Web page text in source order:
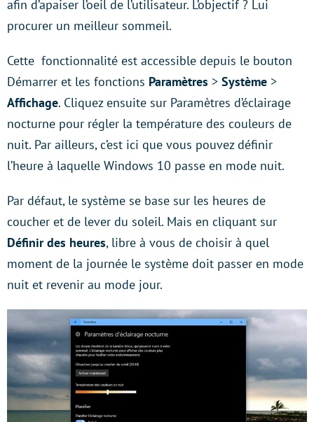
afin d’apaiser l’oeil de l’utilisateur. L’objectif ? Lui
procurer un meilleur sommeil.
Cette fonctionnalité est accessible depuis le bouton
Démarrer et les fonctions Paramètres > Système >
Affichage. Cliquez ensuite sur Paramètres d’éclairage
nocturne pour régler la température des couleurs de
nuit. Par ailleurs, c’est ici que vous pouvez définir
l’heure à laquelle Windows 10 passe en mode nuit.
Par défaut, le système se base sur les heures de
coucher et de lever du soleil. Mais en cliquant sur
Définir des heures, libre à vous de choisir à quel
moment de la journée le système doit passer en mode
nuit et revenir au mode jour.